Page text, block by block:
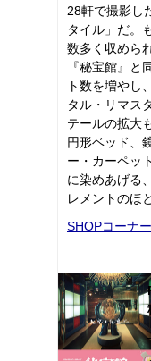
28軒で撮影し
タイル」だ。
数多く収めら
『秘宝館』と
ト数を増やし
タル・リマス
テールの拡大
円形ベッド、
ー・カーペッ
に染めあげる
レメントのほ
SHOPコーナ